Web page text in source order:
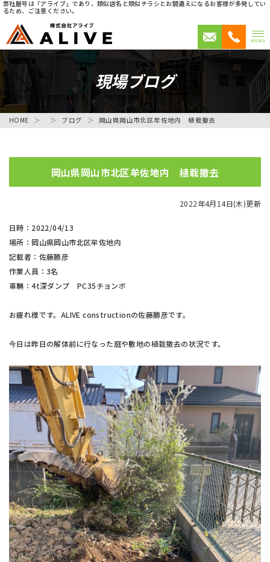
弊社屋号は「アライブ」であり、類似店名と類似チラシとお間違えになるお客様が多発してい
るため、ご注意ください。
MENU
現場ブログ
HOME ブログ 岡山県岡山市北区牟佐地内 植栽撤去
岡山県岡山市北区牟佐地内 植栽撤去
2022年4月14日(木)更新
日時：2022/04/13
場所：岡山県岡山市北区牟佐地内
記載者：佐藤勝彦
作業人員：3名
車輛：4t深ダンプ PC35チョンボ
お疲れ様です。ALIVE constructionの佐藤勝彦です。
今日は昨日の解体前に行なった庭や敷地の植栽撤去の状況です。